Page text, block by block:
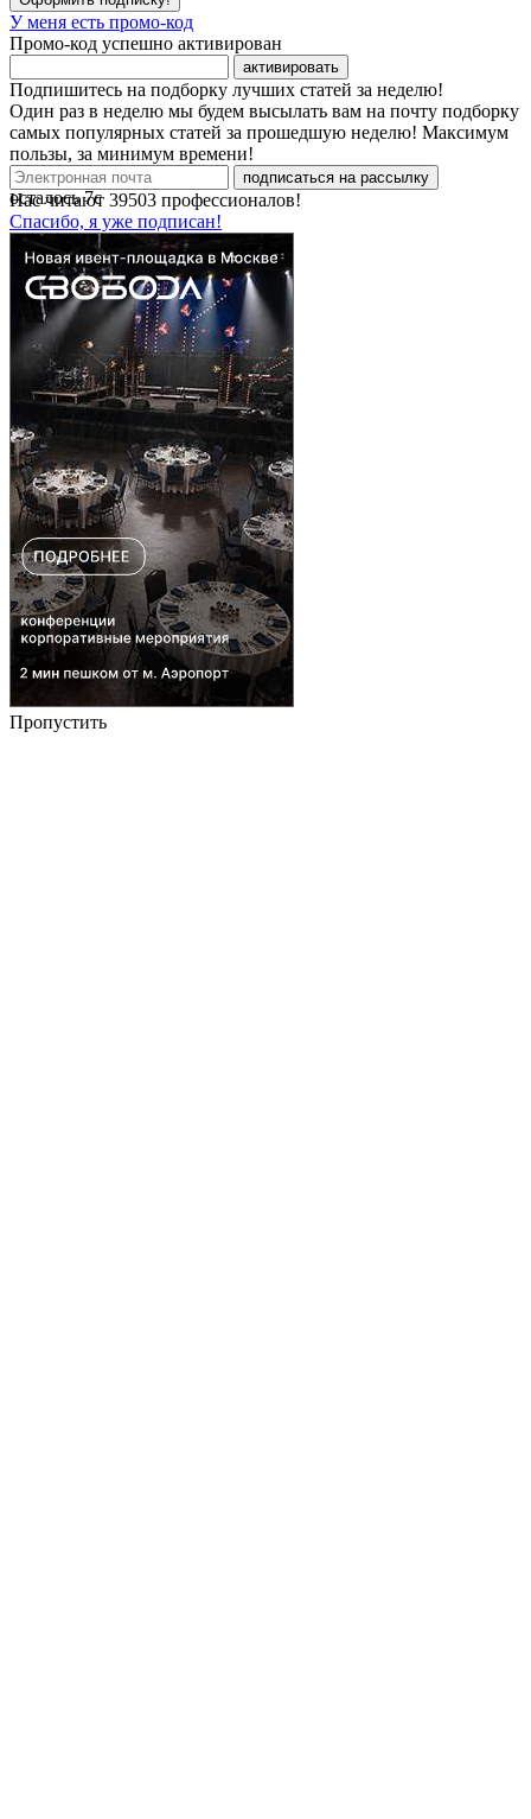
У меня есть промо-код
Промо-код успешно активирован
активировать
Подпишитесь на подборку лучших статей за неделю!
Один раз в неделю мы будем высылать вам на почту подборку
самых популярных статей за прошедшую неделю! Максимум
пользы, за минимум времени!
подписаться на рассылку
Нас читают 39503 профессионалов!
Спасибо, я уже подписан!
осталось7с
Пропустить